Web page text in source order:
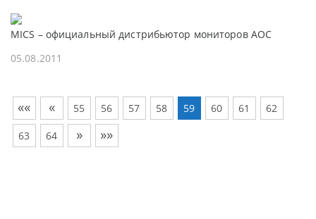
MICS – официальный дистрибьютор мониторов АОС
05.08.2011
«« « 55 56 57 58 59 60 61 62
63 64 » »»